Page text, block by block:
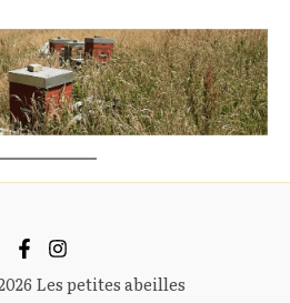
Les petites abeilles